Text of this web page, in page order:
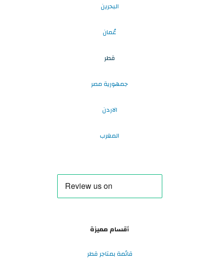
البحرين
عُمان
قطر
جمهورية مصر
الاردن
المغرب
أقسام مميزة
قائمة بمتاجر قطر